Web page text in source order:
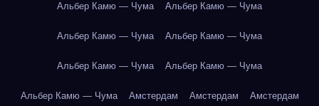
Альбер Камю — Чума Альбер Камю — Чума
Альбер Камю — Чума Альбер Камю — Чума
Альбер Камю — Чума Альбер Камю — Чума
Альбер Камю — Чума Амстердам Амстердам Амстердам